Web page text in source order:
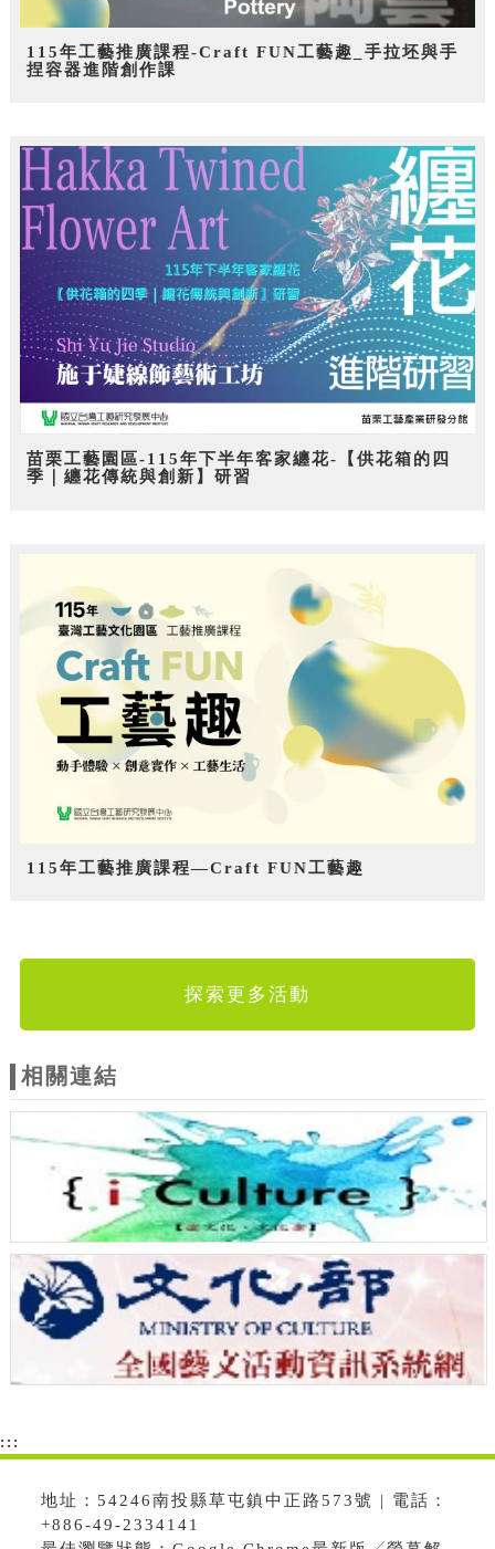
115年工藝推廣課程-Craft FUN工藝趣_手拉坯與手
捏容器進階創作課
苗栗工藝園區-115年下半年客家纏花-【供花箱的四
季｜纏花傳統與創新】研習
115年工藝推廣課程—Craft FUN工藝趣
探索更多活動
相關連結
:::
地址：54246南投縣草屯鎮中正路573號 | 電話：
+886-49-2334141